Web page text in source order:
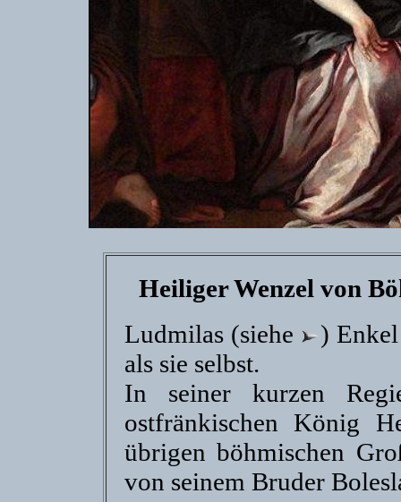
Heiliger Wenzel von
Ludmilas (siehe
)
als sie selbst.
In seiner kurzen
ostfränkischen König
übrigen böhmischen
von seinem Bruder